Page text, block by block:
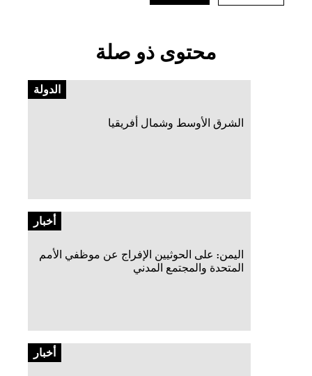
محتوى ذو صلة
الدولة
الشرق الأوسط وشمال أفريقيا
أخبار
اليمن: على الحوثيين الإفراج عن موظفي الأمم
المتحدة والمجتمع المدني
أخبار